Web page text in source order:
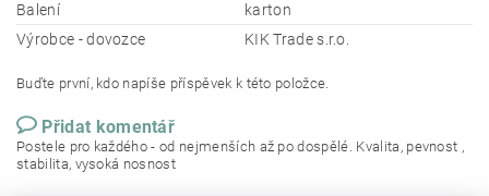
Balení
karton
Výrobce - dovozce
KIK Trade s.r.o.
Buďte první, kdo napíše příspěvek k této položce.
Přidat komentář
Postele pro každého - od nejmenších až po dospělé. Kvalita, pevnost ,
stabilita, vysoká nosnost